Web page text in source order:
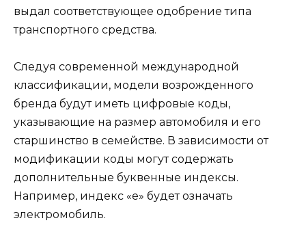
выдал соответствующее одобрение типа
транспортного средства.
Следуя современной международной
классификации, модели возрожденного
бренда будут иметь цифровые коды,
указывающие на размер автомобиля и его
старшинство в семействе. В зависимости от
модификации коды могут содержать
дополнительные буквенные индексы.
Например, индекс «е» будет означать
электромобиль.